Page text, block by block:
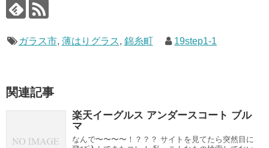
ガラス市, 薄はりグラス, 錦糸町 19step1-1
関連記事
楽天イーグルス アンダースコート ブル
マ
なんで〜〜〜〜！？？？ サイトを見てたら突然目に